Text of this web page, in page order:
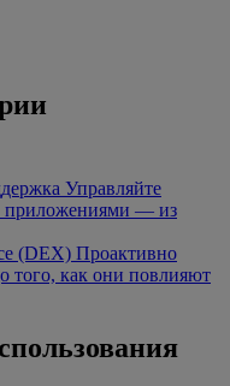
Управляйте
приложениями — из
(DEX) Проактивно
того, как они повлияют